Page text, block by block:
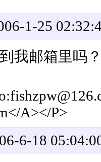
1-25
我邮箱里吗
A></P>
6-18